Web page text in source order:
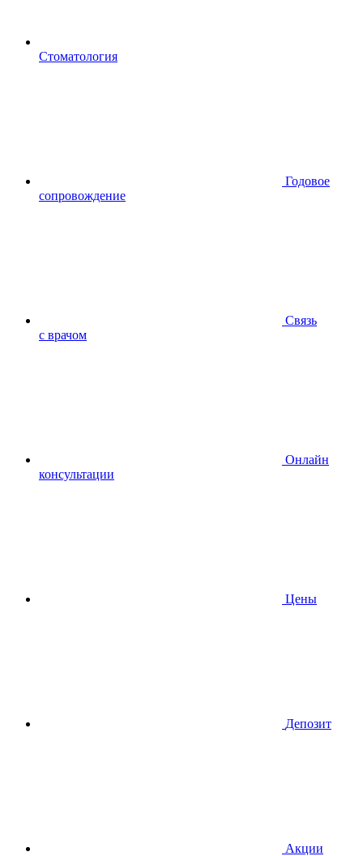
Стоматология
Годовое
сопровождение
Связь
с врачом
Онлайн
консультации
Цены
Депозит
Акции